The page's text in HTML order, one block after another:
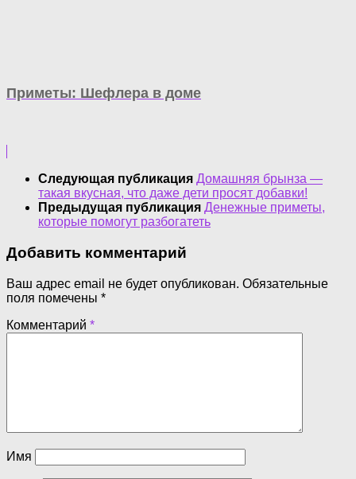
Приметы: Шефлера в доме
Следующая публикация Домашняя брынза —
такая вкусная, что даже дети просят добавки!
Предыдущая публикация Денежные приметы,
которые помогут разбогатеть
Добавить комментарий
Ваш адрес email не будет опубликован. Обязательные
поля помечены *
Комментарий *
Имя